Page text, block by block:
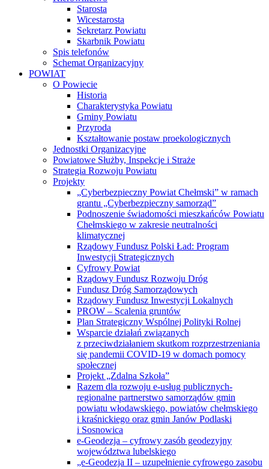
Starosta
Wicestarosta
Sekretarz Powiatu
Skarbnik Powiatu
Spis telefonów
Schemat Organizacyjny
POWIAT
O Powiecie
Historia
Charakterystyka Powiatu
Gminy Powiatu
Przyroda
Kształtowanie postaw proekologicznych
Jednostki Organizacyjne
Powiatowe Służby, Inspekcje i Straże
Strategia Rozwoju Powiatu
Projekty
„Cyberbezpieczny Powiat Chełmski” w ramach
grantu „Cyberbezpieczny samorząd”
Podnoszenie świadomości mieszkańców Powiatu
Chełmskiego w zakresie neutralności
klimatycznej
Rządowy Fundusz Polski Ład: Program
Inwestycji Strategicznych
Cyfrowy Powiat
Rządowy Fundusz Rozwoju Dróg
Fundusz Dróg Samorządowych
Rządowy Fundusz Inwestycji Lokalnych
PROW – Scalenia gruntów
Plan Strategiczny Wspólnej Polityki Rolnej
Wsparcie działań związanych
z przeciwdziałaniem skutkom rozprzestrzeniania
się pandemii COVID-19 w domach pomocy
społecznej
Projekt „Zdalna Szkoła”
Razem dla rozwoju e-usług publicznych-
regionalne partnerstwo samorządów gmin
powiatu włodawskiego, powiatów chełmskiego
i kraśnickiego oraz gmin Janów Podlaski
i Sosnowica
e-Geodezja – cyfrowy zasób geodezyjny
województwa lubelskiego
„e-Geodezja II – uzupełnienie cyfrowego zasobu